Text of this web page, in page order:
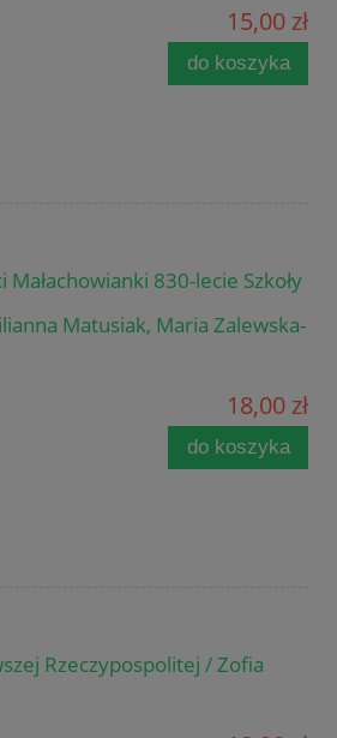
15,00 zł
do koszyka
830-lecie Szkoły
Matusiak, Maria Zalewska-
18,00 zł
do koszyka
Rzeczypospolitej / Zofia